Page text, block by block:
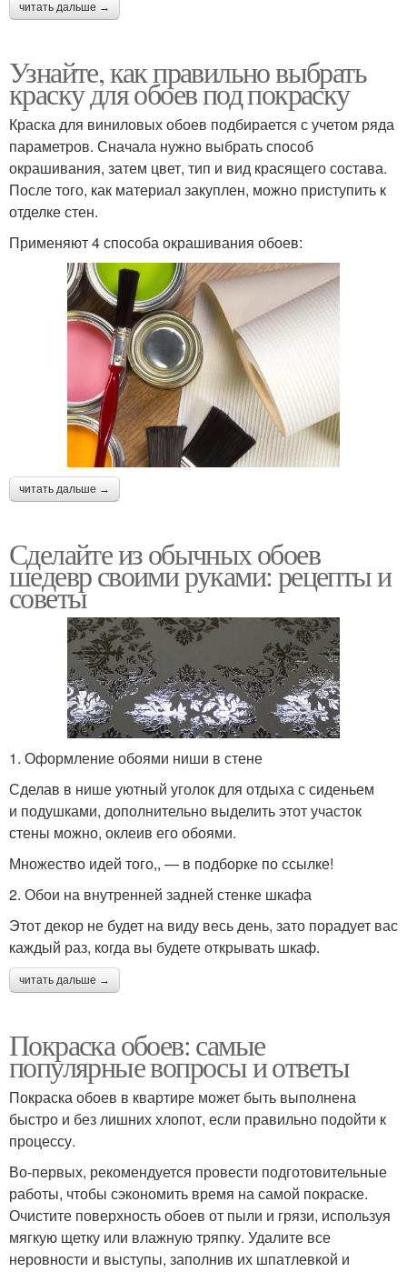
читать дальше →
Узнайте, как правильно выбрать
краску для обоев под покраску
Краска для виниловых обоев подбирается с учетом ряда
параметров. Сначала нужно выбрать способ
окрашивания, затем цвет, тип и вид красящего состава.
После того, как материал закуплен, можно приступить к
отделке стен.
Применяют 4 способа окрашивания обоев:
читать дальше →
Сделайте из обычных обоев
шедевр своими руками: рецепты и
советы
1. Оформление обоями ниши в стене
Сделав в нише уютный уголок для отдыха с сиденьем
и подушками, дополнительно выделить этот участок
стены можно, оклеив его обоями.
Множество идей того,, — в подборке по ссылке!
2. Обои на внутренней задней стенке шкафа
Этот декор не будет на виду весь день, зато порадует вас
каждый раз, когда вы будете открывать шкаф.
читать дальше →
Покраска обоев: самые
популярные вопросы и ответы
Покраска обоев в квартире может быть выполнена
быстро и без лишних хлопот, если правильно подойти к
процессу.
Во-первых, рекомендуется провести подготовительные
работы, чтобы сэкономить время на самой покраске.
Очистите поверхность обоев от пыли и грязи, используя
мягкую щетку или влажную тряпку. Удалите все
неровности и выступы, заполнив их шпатлевкой и